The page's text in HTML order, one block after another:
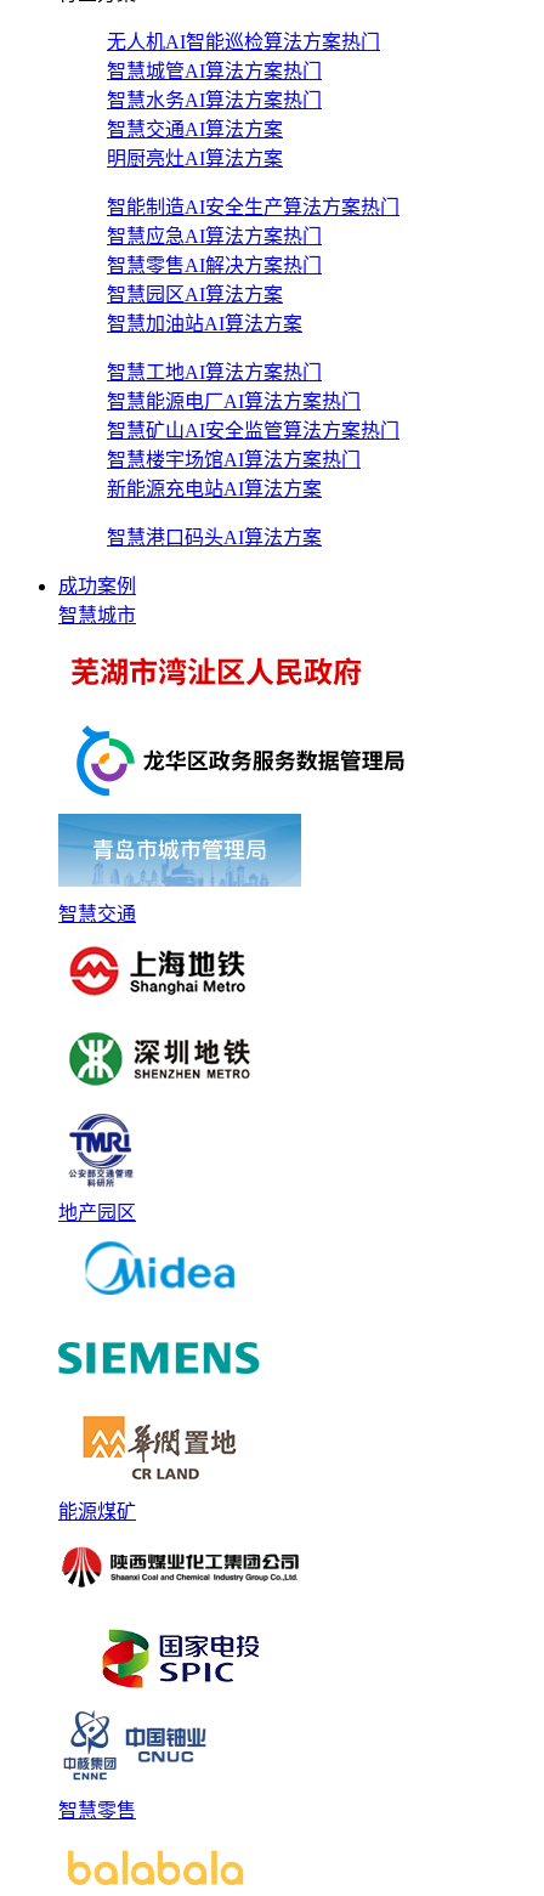
无人机AI智能巡检算法方案热门
智慧城管AI算法方案热门
智慧水务AI算法方案热门
智慧交通AI算法方案
明厨亮灶AI算法方案
智能制造AI安全生产算法方案热门
智慧应急AI算法方案热门
智慧零售AI解决方案热门
智慧园区AI算法方案
智慧加油站AI算法方案
智慧工地AI算法方案热门
智慧能源电厂AI算法方案热门
智慧矿山AI安全监管算法方案热门
智慧楼宇场馆AI算法方案热门
新能源充电站AI算法方案
智慧港口码头AI算法方案
成功案例
智慧城市
智慧交通
地产园区
能源煤矿
智慧零售